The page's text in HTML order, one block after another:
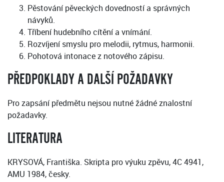
Pěstování pěveckých dovedností a správných
návyků.
Tříbení hudebního cítění a vnímání.
Rozvíjení smyslu pro melodii, rytmus, harmonii.
Pohotová intonace z notového zápisu.
PŘEDPOKLADY A DALŠÍ POŽADAVKY
Pro zapsání předmětu nejsou nutné žádné znalostní
požadavky.
LITERATURA
KRYSOVÁ, Františka. Skripta pro výuku zpěvu, 4C 4941,
AMU 1984, česky.